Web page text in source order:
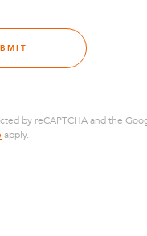
by reCAPTCHA and the
apply.